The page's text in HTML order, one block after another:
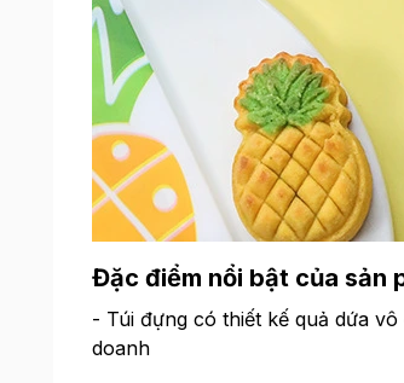
Đặc điểm nổi bật của sản
- Túi đựng có thiết kế quả dứa
doanh